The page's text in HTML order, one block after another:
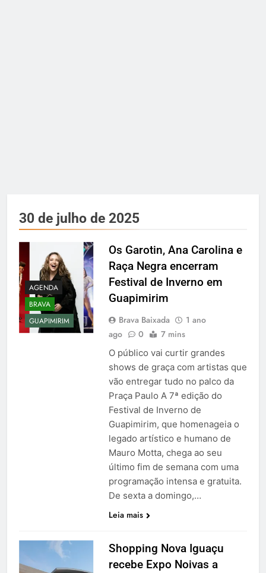
30 de julho de 2025
AGENDA
BRAVA
GUAPIMIRIM
Os Garotin, Ana Carolina e
Raça Negra encerram
Festival de Inverno em
Guapimirim
Brava Baixada
1 ano
ago
0 7 mins
O público vai curtir grandes
shows de graça com artistas que
vão entregar tudo no palco da
Praça Paulo A 7ª edição do
Festival de Inverno de
Guapimirim, que homenageia o
legado artístico e humano de
Mauro Motta, chega ao seu
último fim de semana com uma
programação intensa e gratuita.
De sexta a domingo,…
Leia mais
Shopping Nova Iguaçu
recebe Expo Noivas a